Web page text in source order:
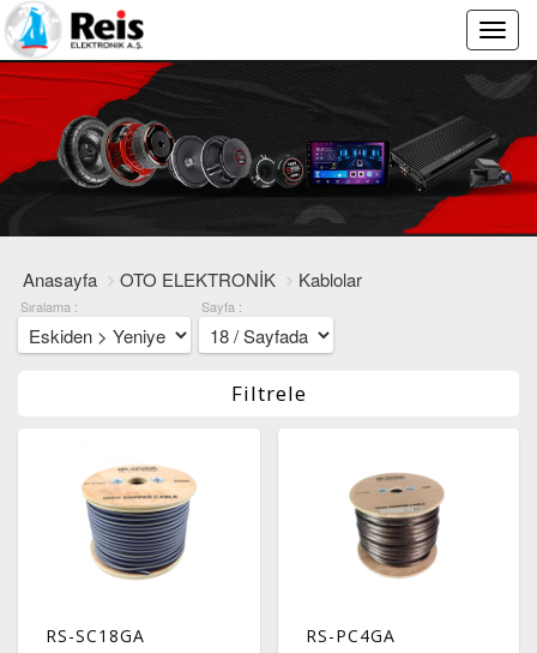
Main
Menu
Anasayfa OTO ELEKTRONİK Kablolar
Sıralama : Sayfa :
Filtrele
RS-SC18GA RS-PC4GA